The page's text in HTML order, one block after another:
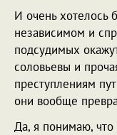
И очень хотелось
независимом и
подсудимых
соловьевы и
преступлениям
они вообще
Да, я понимаю,